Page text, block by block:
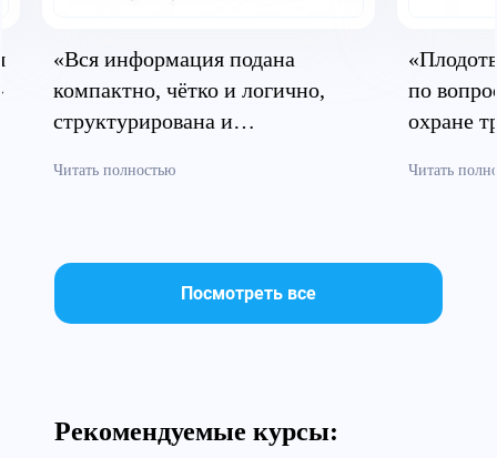
«Вся информация подана
компактно, чётко и логично,
структурирована и
Читать полностью
по
охране
Читать
Посмотреть все
Рекомендуемые курсы: